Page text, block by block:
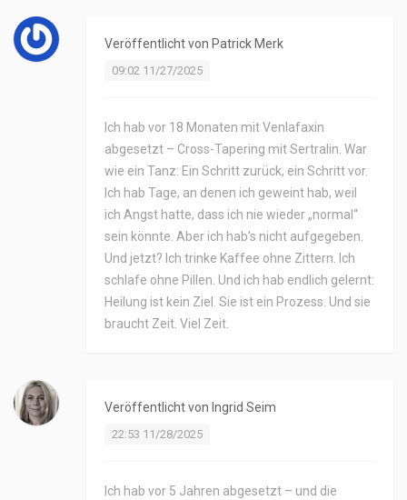
Veröffentlicht von Patrick Merk
09:02 11/27/2025
Ich hab vor 18 Monaten mit Venlafaxin
abgesetzt – Cross-Tapering mit Sertralin. War
wie ein Tanz: Ein Schritt zurück, ein Schritt vor.
Ich hab Tage, an denen ich geweint hab, weil
ich Angst hatte, dass ich nie wieder „normal“
sein könnte. Aber ich hab’s nicht aufgegeben.
Und jetzt? Ich trinke Kaffee ohne Zittern. Ich
schlafe ohne Pillen. Und ich hab endlich gelernt:
Heilung ist kein Ziel. Sie ist ein Prozess. Und sie
braucht Zeit. Viel Zeit.
Veröffentlicht von Ingrid Seim
22:53 11/28/2025
Ich hab vor 5 Jahren abgesetzt – und die